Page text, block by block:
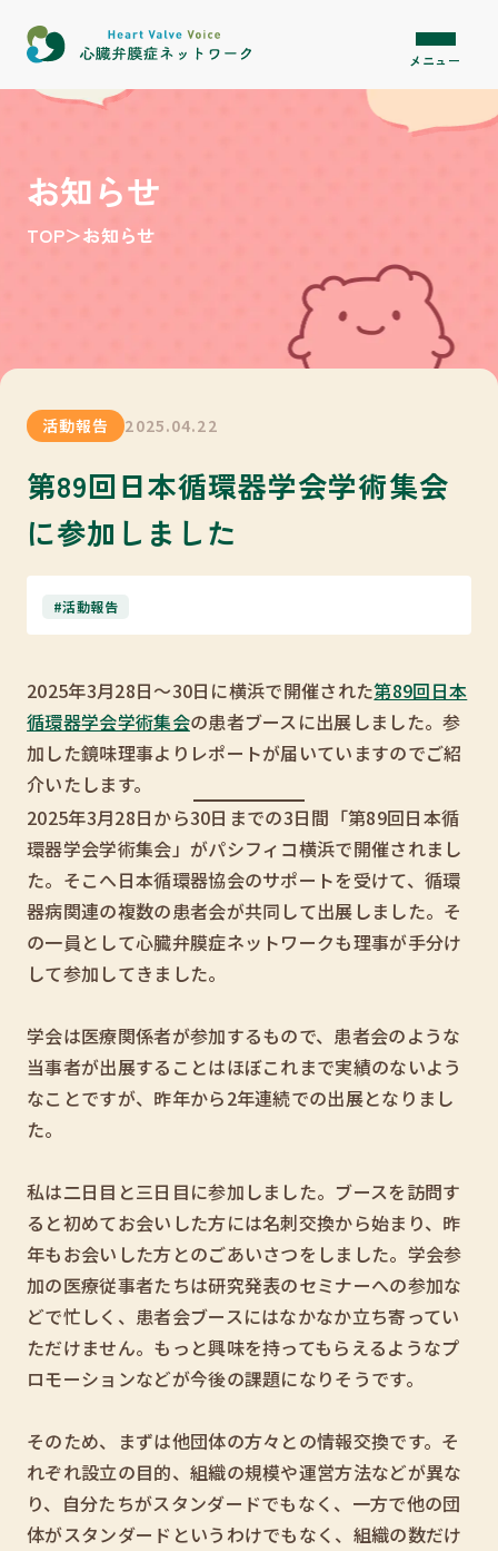
メニュー
お知らせ
TOP＞お知らせ
活動報告 2025.04.22
第89回日本循環器学会学術集会
に参加しました
#活動報告
2025年3月28日～30日に横浜で開催された第89回日本
循環器学会学術集会の患者ブースに出展しました。参
加した鏡味理事よりレポートが届いていますのでご紹
介いたします。
2025年3月28日から30日までの3日間「第89回日本循
環器学会学術集会」がパシフィコ横浜で開催されまし
た。そこへ日本循環器協会のサポートを受けて、循環
器病関連の複数の患者会が共同して出展しました。そ
の一員として心臓弁膜症ネットワークも理事が手分け
して参加してきました。
学会は医療関係者が参加するもので、患者会のような
当事者が出展することはほぼこれまで実績のないよう
なことですが、昨年から2年連続での出展となりまし
た。
私は二日目と三日目に参加しました。ブースを訪問す
ると初めてお会いした方には名刺交換から始まり、昨
年もお会いした方とのごあいさつをしました。学会参
加の医療従事者たちは研究発表のセミナーへの参加な
どで忙しく、患者会ブースにはなかなか立ち寄ってい
ただけません。もっと興味を持ってもらえるようなプ
ロモーションなどが今後の課題になりそうです。
そのため、まずは他団体の方々との情報交換です。そ
れぞれ設立の目的、組織の規模や運営方法などが異な
り、自分たちがスタンダードでもなく、一方で他の団
体がスタンダードというわけでもなく、組織の数だけ